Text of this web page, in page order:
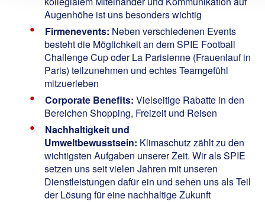
Augenhöhe ist uns besonders wichtig
Firmenevents: Neben verschiedenen Events
besteht die Möglichkeit an dem SPIE Football
Challenge Cup oder La Parisienne (Frauenlauf in
Paris) teilzunehmen und echtes Teamgefühl
mitzuerleben
Corporate Benefits: Vielseitige Rabatte in den
Bereichen Shopping, Freizeit und Reisen
Nachhaltigkeit und
Umweltbewusstsein: Klimaschutz zählt zu den
wichtigsten Aufgaben unserer Zeit. Wir als SPIE
setzen uns seit vielen Jahren mit unseren
Dienstleistungen dafür ein und sehen uns als Teil
der Lösung für eine nachhaltige Zukunft